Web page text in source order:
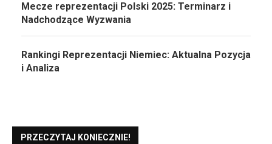
Mecze reprezentacji Polski 2025: Terminarz i
Nadchodzące Wyzwania
Rankingi Reprezentacji Niemiec: Aktualna Pozycja
i Analiza
PRZECZYTAJ KONIECZNIE!